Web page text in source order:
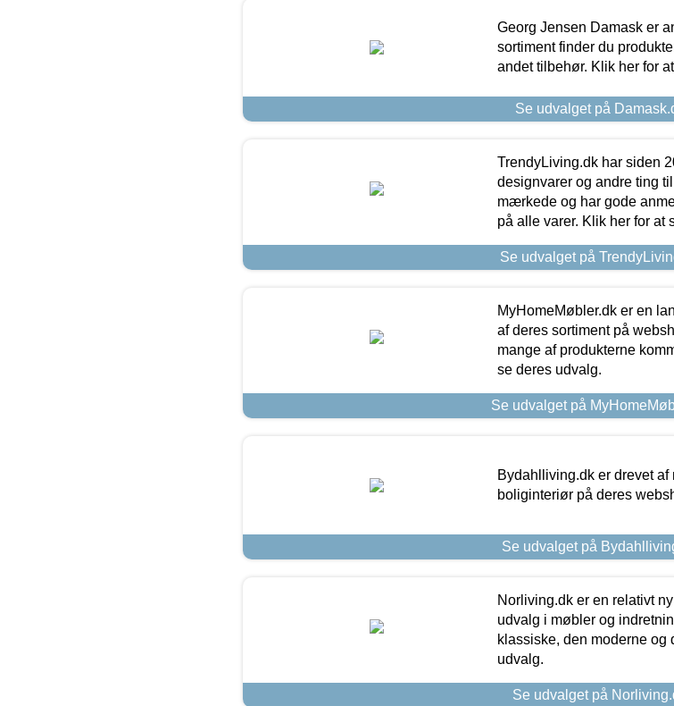
Georg Jensen Damask er
sortiment finder du
andet tilbehør. Klik her for
Se udvalget på
TrendyLiving.dk har siden
designvarer og andre ting
mærkede og har gode
på alle varer. Klik her for at
Se udvalget på
MyHomeMøbler.dk er en
af deres sortiment på
mange af produkterne
se deres udvalg.
Se udvalget på
Bydahlliving.dk er drevet af
boliginteriør på deres
Se udvalget på
Norliving.dk er en relativt
udvalg i møbler og
klassiske, den moderne og
udvalg.
Se udvalget på